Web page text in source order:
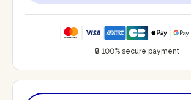
🔒 100% secure payment